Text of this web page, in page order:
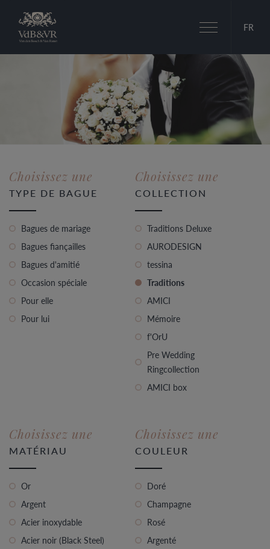
FR
Basculer
la
Choisissez une
TYPE DE BAGUE
Bagues de mariage
Bagues fiançailles
Bagues d'amitié
Occasion spéciale
Pour elle
Pour lui
Choisissez une
COLLECTION
Traditions Deluxe
AURODESIGN
tessina
Traditions
AMICI
Mémoire
f'OrU
Pre Wedding
Ringcollection
AMICI box
Choisissez une
MATÉRIAU
Or
Argent
Acier inoxydable
Acier noir (Black Steel)
Choisissez une
COULEUR
Doré
Champagne
Rosé
Argenté